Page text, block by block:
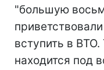
"большую
вступить в
находится под